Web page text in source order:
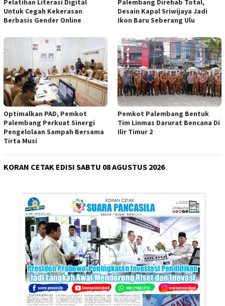
Pelatihan Literasi Digital
Untuk Cegah Kekerasan
Berbasis Gender Online
Palembang Direhab Total,
Desain Kapal Sriwijaya Jadi
Ikon Baru Seberang Ulu
Optimalkan PAD, Pemkot
Palembang Perkuat Sinergi
Pengelolaan Sampah Bersama
Tirta Musi
Pemkot Palembang Bentuk
Tim Linmas Darurat Bencana Di
Ilir Timur 2
KORAN CETAK EDISI SABTU 08 AGUSTUS 2026